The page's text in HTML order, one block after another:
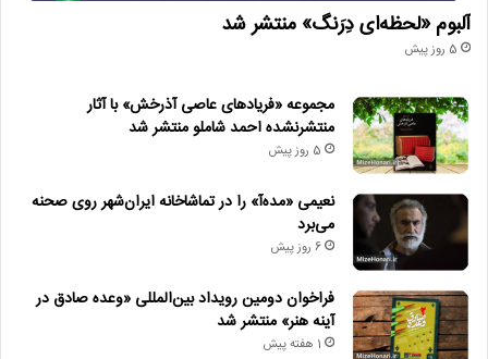
آلبوم «لحظه‌ای دِرَنگ» منتشر شد
5 روز پیش
مجموعه «فریادهای عاصی آذرخش» با آثار
منتشرنشده احمد شاملو منتشر شد
5 روز پیش
نعیمی «مده‌آ» را در تماشاخانه ایران‌شهر روی صحنه
می‌برد
6 روز پیش
فراخوان دومین رویداد بین‌المللی «وعده صادق در
آینه هنر» منتشر شد
1 هفته پیش